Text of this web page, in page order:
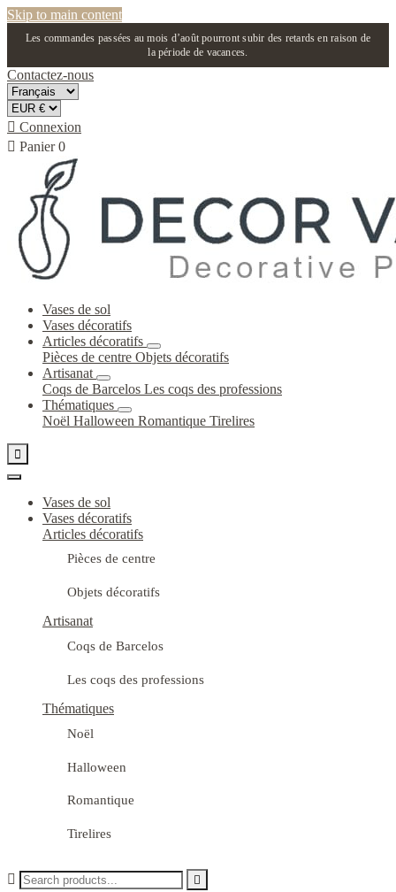
Skip to main content
Les commandes passées au mois d’août pourront subir des retards en raison de
la période de vacances.
Contactez-nous
 Connexion
 Panier 0
Vases de sol
Vases décoratifs
Articles décoratifs
Pièces de centre Objets décoratifs
Artisanat
Coqs de Barcelos Les coqs des professions
Thématiques
Noël Halloween Romantique Tirelires

Vases de sol
Vases décoratifs
Articles décoratifs
Pièces de centre
Objets décoratifs
Artisanat
Coqs de Barcelos
Les coqs des professions
Thématiques
Noël
Halloween
Romantique
Tirelires
 